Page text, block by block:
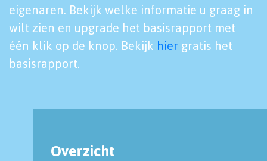
eigenaren. Bekijk welke informatie u graag in
wilt zien en upgrade het basisrapport met
één klik op de knop. Bekijk hier gratis het
basisrapport.
Overzicht